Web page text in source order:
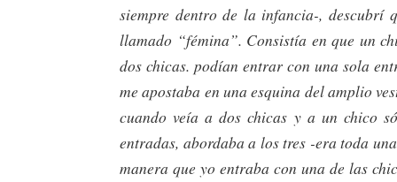
siempre dentro de la infancia-, descubrí
llamado “fémina”. Consistía en que un
dos chicas. podían entrar con una sola
me apostaba en una esquina del amplio
cuando veía a dos chicas y a un chico
entradas, abordaba a los tres -era toda
manera que yo entraba con una de las